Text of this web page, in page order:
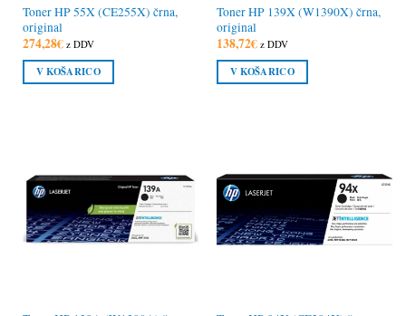
Toner HP 55X (CE255X) črna,
original
274,28€ z DDV
V KOŠARICO
Toner HP 139X (W1390X) črna,
original
138,72€ z DDV
V KOŠARICO